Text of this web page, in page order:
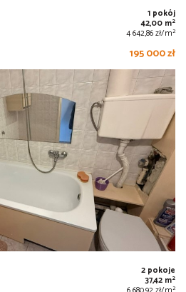
1 pokój
42,00 m2
4 642,86 zł/m2
195 000 zł
2 pokoje
37,42 m2
2